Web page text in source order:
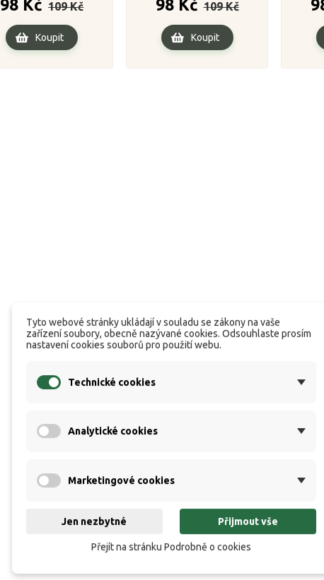
98 Kč
cena
109 Kč
Koupit
98 Kč cena
109 Kč
Koupit
Tyto webové stránky ukládají v souladu se zákony na vaše
zařízení soubory, obecně nazývané cookies. Odsouhlaste prosím
nastavení cookies souborů pro použití webu.
Technické cookies
Analytické cookies
Marketingové cookies
Jen nezbytné Přijmout vše
Přejít na stránku Podrobně o cookies